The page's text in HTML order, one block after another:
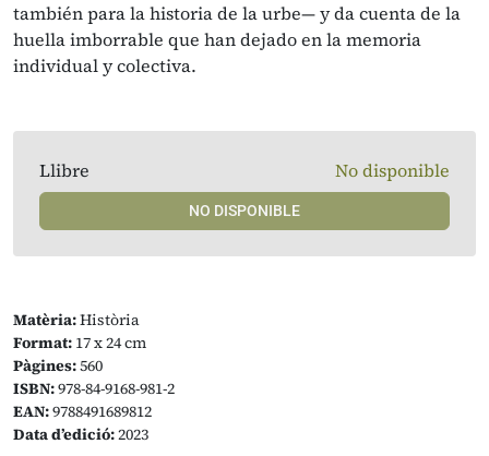
también para la historia de la urbe— y da cuenta de la
huella imborrable que han dejado en la memoria
individual y colectiva.
Matèria:Història
Format: 17 x 24 cm
Pàgines:560
ISBN:978-84-9168-981-2
EAN:9788491689812
Data d’edició:2023
Llibre No disponible
NO DISPONIBLE